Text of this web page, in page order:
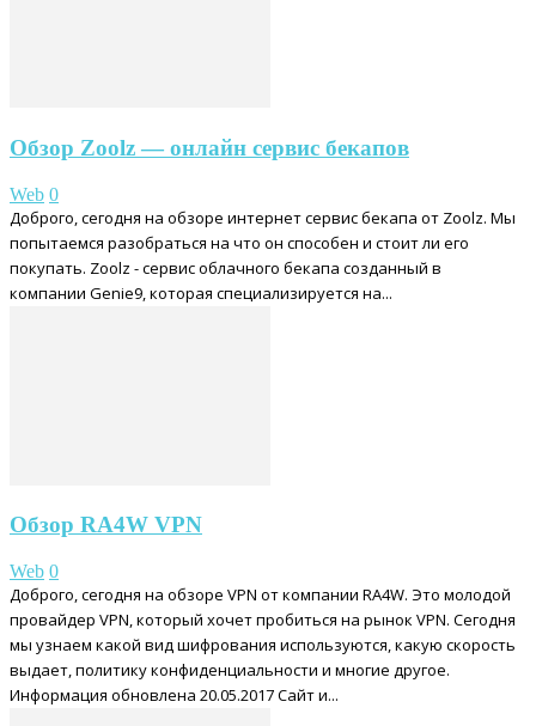
Обзор Zoolz — онлайн сервис бекапов
Web 0
Доброго, сегодня на обзоре интернет сервис бекапа от Zoolz. Мы
попытаемся разобраться на что он способен и стоит ли его
покупать. Zoolz - сервис облачного бекапа созданный в
компании Genie9, которая специализируется на...
Обзор RA4W VPN
Web 0
Доброго, сегодня на обзоре VPN от компании RA4W. Это молодой
провайдер VPN, который хочет пробиться на рынок VPN. Сегодня
мы узнаем какой вид шифрования используются, какую скорость
выдает, политику конфиденциальности и многие другое.
Информация обновлена 20.05.2017 Сайт и...